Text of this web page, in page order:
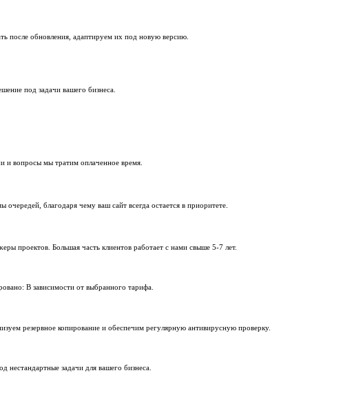
и решения, закрываем уязвимости.
работать после обновления, адаптируем их под новую версию.
решение под задачи вашего бизнеса.